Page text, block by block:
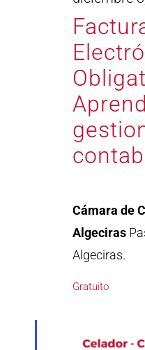
Cámara de
Algeciras
Algeciras.
Gratuito